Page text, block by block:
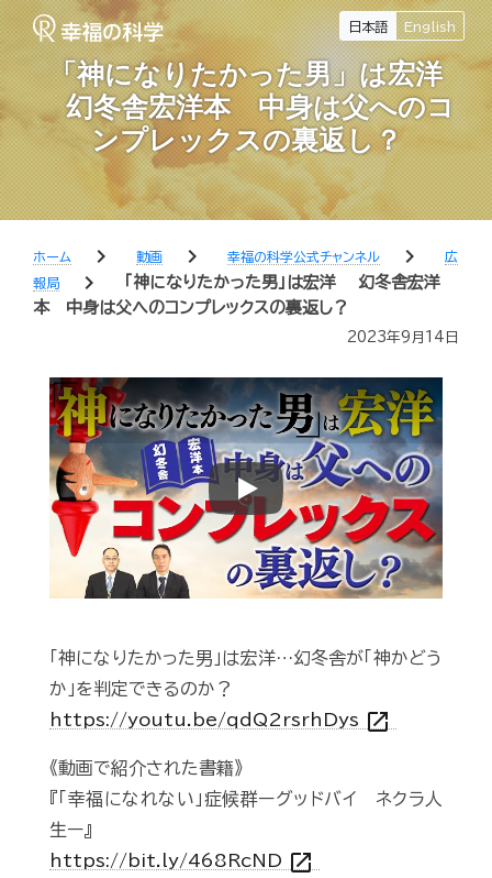
日本語 English
「神になりたかった男」は宏洋
幻冬舎宏洋本 中身は父へのコ
ンプレックスの裏返し？
ホーム chevron_right 動画 chevron_right 幸福の科学公式チャンネル chevron_right
広
報局
chevron_right
「神になりたかった男」は宏洋 幻冬舎宏洋
本 中身は父へのコンプレックスの裏返し？
2023年9月14日
Play
「神になりたかった男」は宏洋…幻冬舎が「神かどう
か」を判定できるのか？
https://youtu.be/qdQ2rsrhDys open_in_new
《動画で紹介された書籍》
『「幸福になれない」症候群ーグッドバイ ネクラ人
生ー』
https://bit.ly/468RcND open_in_new